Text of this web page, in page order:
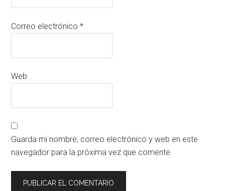
Correo electrónico*
Web
Guarda mi nombre, correo electrónico y web en este
navegador para la próxima vez que comente.